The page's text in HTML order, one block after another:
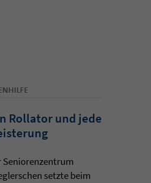
Rollator und jede
Seniorenzentrum
setzte beim